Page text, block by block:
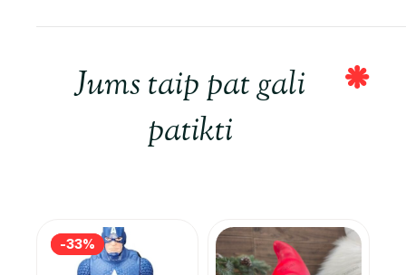
Jums taip pat gali
patikti
-33%
-33%